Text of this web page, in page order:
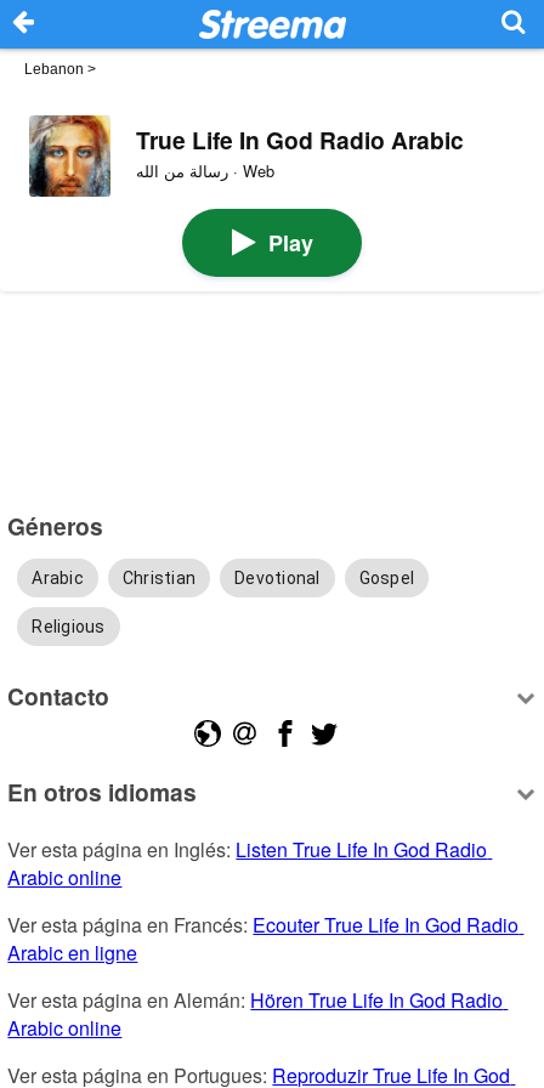
Lebanon >
True Life In God Radio Arabic
رسالة من الله · Web
Play
Géneros
Arabic Christian Devotional Gospel
Religious
Contacto
En otros idiomas
Ver esta página en Inglés: Listen True Life In God Radio
Arabic online
Ver esta página en Francés: Ecouter True Life In God Radio
Arabic en ligne
Ver esta página en Alemán: Hören True Life In God Radio
Arabic online
Ver esta página en Portugues: Reproduzir True Life In God